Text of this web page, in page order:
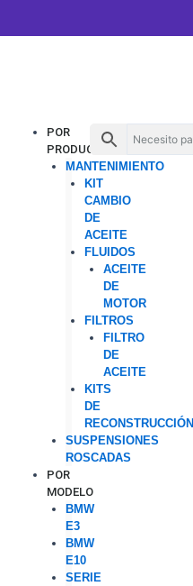
contenido
POR
PRODUCTO
MANTENIMIENTO
KIT
CAMBIO
DE
ACEITE
FLUIDOS
ACEITE
DE
MOTOR
FILTROS
FILTRO
DE
ACEITE
KITS
DE
RECONSTRUCCIÓN
SUSPENSIONES
ROSCADAS
POR
MODELO
BMW
E3
BMW
E10
SERIE
Menu